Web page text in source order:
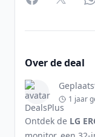
FacebookTwitter
Over de deal
1 jaar
Ontdek de LG